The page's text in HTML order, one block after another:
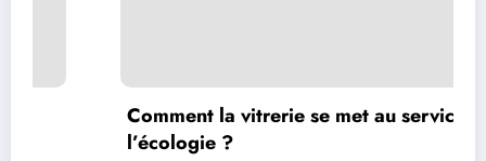
Comment la vitrerie se met au service de
l’écologie ?